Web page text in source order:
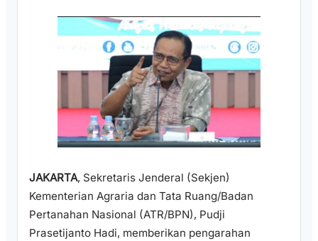
JAKARTA, Sekretaris Jenderal (Sekjen)
Kementerian Agraria dan Tata Ruang/Badan
Pertanahan Nasional (ATR/BPN), Pudji
Prasetijanto Hadi, memberikan pengarahan